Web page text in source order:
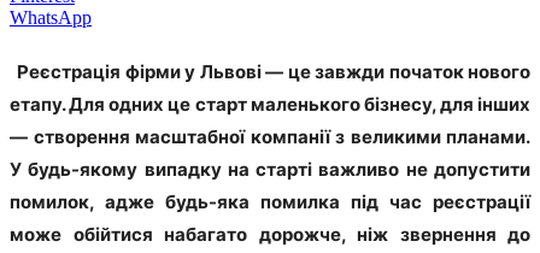
WhatsApp
Реєстрація фірми у Львові — це завжди початок нового
етапу. Для одних це старт маленького бізнесу, для інших
— створення масштабної компанії з великими планами.
У будь-якому випадку на старті важливо не допустити
помилок, адже будь-яка помилка під час реєстрації
може обійтися набагато дорожче, ніж звернення до